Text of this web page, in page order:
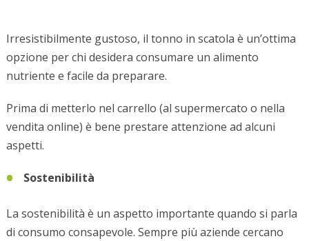
Irresistibilmente gustoso, il tonno in scatola è un’ottima
opzione per chi desidera consumare un alimento
nutriente e facile da preparare.
Prima di metterlo nel carrello (al supermercato o nella
vendita online) è bene prestare attenzione ad alcuni
aspetti.
Sostenibilità
La sostenibilità è un aspetto importante quando si parla
di consumo consapevole. Sempre più aziende cercano